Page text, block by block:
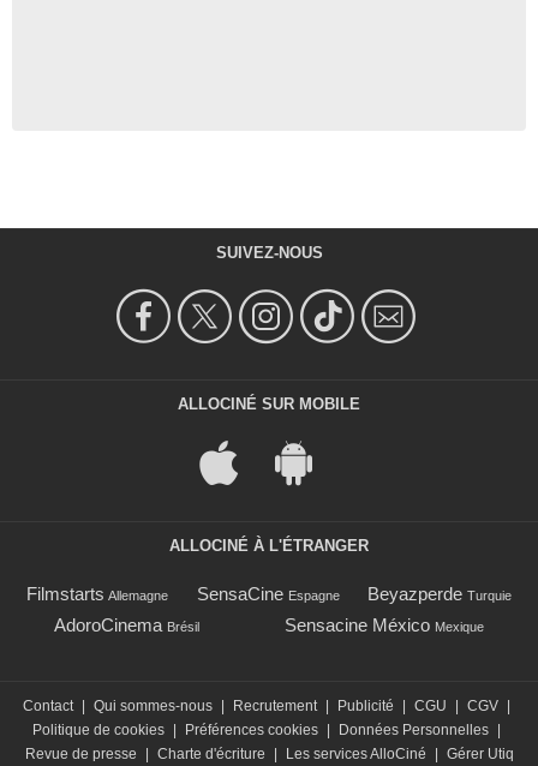
SUIVEZ-NOUS
ALLOCINÉ SUR MOBILE
ALLOCINÉ À L'ÉTRANGER
Filmstarts Allemagne SensaCine Espagne Beyazperde Turquie
AdoroCinema Brésil Sensacine México Mexique
Contact Qui sommes-nous Recrutement Publicité CGU CGV
Politique de cookies
Préférences cookies Données Personnelles
Revue de presse
Charte d'écriture Les services AlloCiné Gérer Utiq